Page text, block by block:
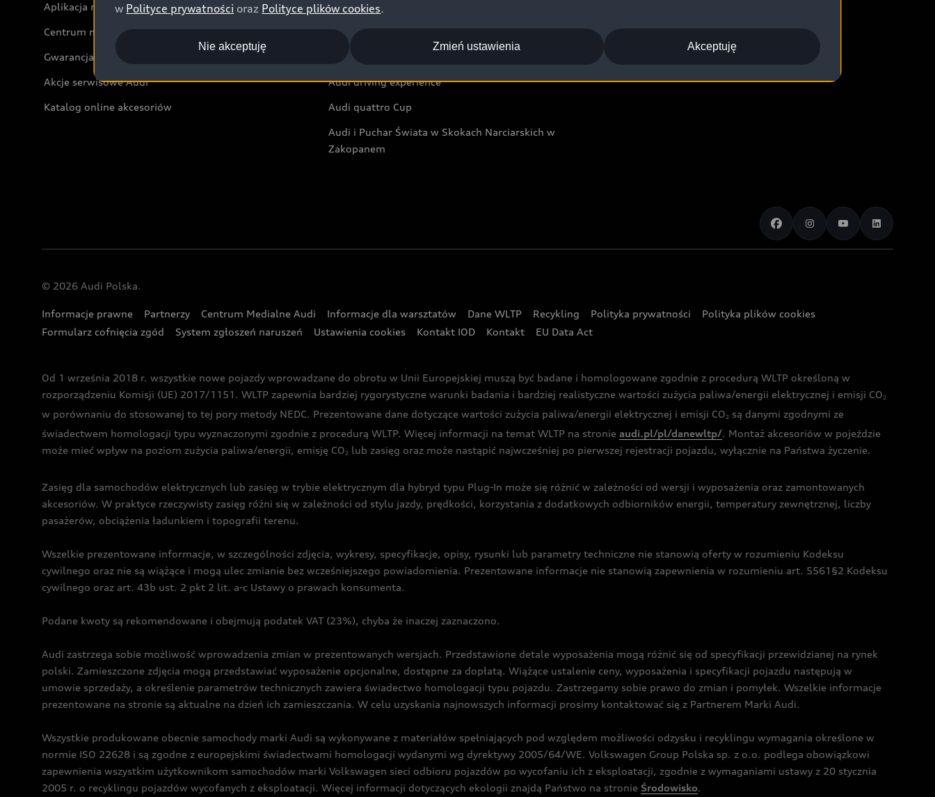
Aplikacja myAudi i usługi cyfrowe
Centrum napraw powypadkowych
Gwarancja
Akcje serwisowe Audi
Katalog online akcesoriów
Audi Nuvolari
Audi Sport Festiwal
Audi i Muzeum Sztuki Nowoczesnej w Warszawie
Audi driving experience
Audi quattro Cup
Audi i Puchar Świata w Skokach Narciarskich w
Zakopanem
© 2026 Audi Polska.
Informacje prawne Partnerzy Centrum Medialne Audi Informacje dla warsztatów Dane WLTP Recykling Polityka prywatności
Polityka plików cookies
Formularz cofnięcia zgód
System zgłoszeń naruszeń Ustawienia cookies Kontakt IOD Kontakt EU Data Act
Od 1 września 2018 r. wszystkie nowe pojazdy wprowadzane do obrotu w Unii Europejskiej muszą być badane i homologowane zgodnie z procedurą WLTP określoną w
rozporządzeniu Komisji (UE) 2017/1151. WLTP zapewnia bardziej rygorystyczne warunki badania i bardziej realistyczne wartości zużycia paliwa/energii elektrycznej i emisji CO2
w porównaniu do stosowanej to tej pory metody NEDC. Prezentowane dane dotyczące wartości zużycia paliwa/energii elektrycznej i emisji CO2 są danymi zgodnymi ze
świadectwem homologacji typu wyznaczonymi zgodnie z procedurą WLTP. Więcej informacji na temat WLTP na stronie audi.pl/pl/danewltp/. Montaż akcesoriów w pojeździe
może mieć wpływ na poziom zużycia paliwa/energii, emisję CO2 lub zasięg oraz może nastąpić najwcześniej po pierwszej rejestracji pojazdu, wyłącznie na Państwa życzenie.
Zasięg dla samochodów elektrycznych lub zasięg w trybie elektrycznym dla hybryd typu Plug-In może się różnić w zależności od wersji i wyposażenia oraz zamontowanych
akcesoriów. W praktyce rzeczywisty zasięg różni się w zależności od stylu jazdy, prędkości, korzystania z dodatkowych odbiorników energii, temperatury zewnętrznej, liczby
pasażerów, obciążenia ładunkiem i topografii terenu.
Wszelkie prezentowane informacje, w szczególności zdjęcia, wykresy, specyfikacje, opisy, rysunki lub parametry techniczne nie stanowią oferty w rozumieniu Kodeksu
cywilnego oraz nie są wiążące i mogą ulec zmianie bez wcześniejszego powiadomienia. Prezentowane informacje nie stanowią zapewnienia w rozumieniu art. 5561§2 Kodeksu
cywilnego oraz art. 43b ust. 2 pkt 2 lit. a-c Ustawy o prawach konsumenta.
Podane kwoty są rekomendowane i obejmują podatek VAT (23%), chyba że inaczej zaznaczono.
Audi zastrzega sobie możliwość wprowadzenia zmian w prezentowanych wersjach. Przedstawione detale wyposażenia mogą różnić się od specyfikacji przewidzianej na rynek
polski. Zamieszczone zdjęcia mogą przedstawiać wyposażenie opcjonalne, dostępne za dopłatą. Wiążące ustalenie ceny, wyposażenia i specyfikacji pojazdu następują w
umowie sprzedaży, a określenie parametrów technicznych zawiera świadectwo homologacji typu pojazdu. Zastrzegamy sobie prawo do zmian i pomyłek. Wszelkie informacje
prezentowane na stronie są aktualne na dzień ich zamieszczania. W celu uzyskania najnowszych informacji prosimy kontaktować się z Partnerem Marki Audi.
Wszystkie produkowane obecnie samochody marki Audi są wykonywane z materiałów spełniających pod względem możliwości odzysku i recyklingu wymagania określone w
normie ISO 22628 i są zgodne z europejskimi świadectwami homologacji wydanymi wg dyrektywy 2005/64/WE. Volkswagen Group Polska sp. z o.o. podlega obowiązkowi
zapewnienia wszystkim użytkownikom samochodów marki Volkswagen sieci odbioru pojazdów po wycofaniu ich z eksploatacji, zgodnie z wymaganiami ustawy z 20 stycznia
2005 r. o recyklingu pojazdów wycofanych z eksploatacji. Więcej informacji dotyczących ekologii znajdą Państwo na stronie Środowisko.
w Polityce prywatności oraz Polityce plików cookies.
Akceptuję
Nie akceptuję Zmień ustawienia